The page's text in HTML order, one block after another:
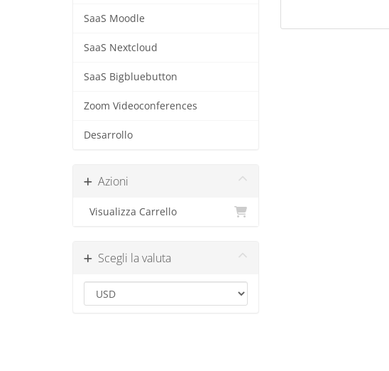
SaaS Moodle
SaaS Nextcloud
SaaS Bigbluebutton
Zoom Videoconferences
Desarrollo
Azioni
Visualizza Carrello
Scegli la valuta